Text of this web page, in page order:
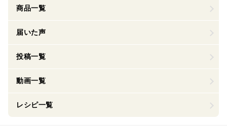
商品一覧
届いた声
投稿一覧
動画一覧
レシピ一覧